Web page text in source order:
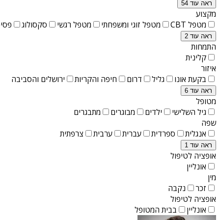
ראה עוד 54
מקצוע
מטפל CBT
מטפל זוגי ומשפחתי מטפל רגשי סקסולוג
ראה עוד 2
התמחות
קלינית
איזור
בקעת אונו
גליל דרום חיפה והקריות ירושלים והסביבה
ראה עוד 6
מטופל
גיל השלישי
ילדים מבוגרים
מתבגרים
שפה
אנגלית
ספרדית עברית ערבית צרפתית
ראה עוד 1
אופציה לטיפול
אונליין
מין
זכר
נקבה
אופציה לטיפול
אונליין
בבית המטופל